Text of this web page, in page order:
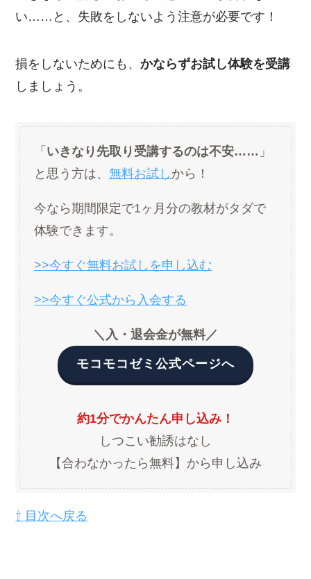
い……と、失敗をしないよう注意が必要です！
損をしないためにも、かならずお試し体験を受講
しましょう。
「 いきなり先取り受講するのは不安…… 」
と思う方は、無料お試し から！
今なら期間限定で1ヶ月分の教材がタダで
体験できます。
>>今すぐ無料お試しを申し込む
>>今すぐ公式から入会する
＼入・退会金が無料／
モコモコゼミ公式ページへ
約1分でかんたん申し込み！
しつこい勧誘はなし
【合わなかったら無料】から申し込み
⇧ 目次へ戻る